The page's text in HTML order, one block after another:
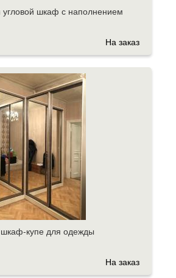
угловой шкаф с наполнением
На заказ
шкаф-купе для одежды
На заказ